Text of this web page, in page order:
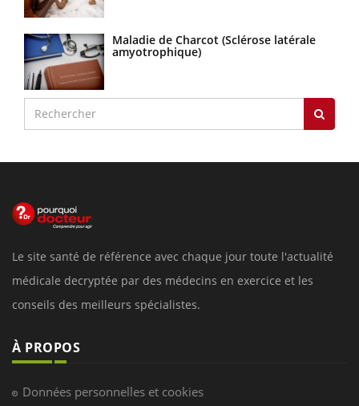
Maladie de Charcot (Sclérose latérale
amyotrophique)
Le site santé de référence avec chaque jour toute l'actualité
médicale decryptée par des médecins en exercice et les
conseils des meilleurs spécialistes.
À PROPOS
Données personnelles et cookies